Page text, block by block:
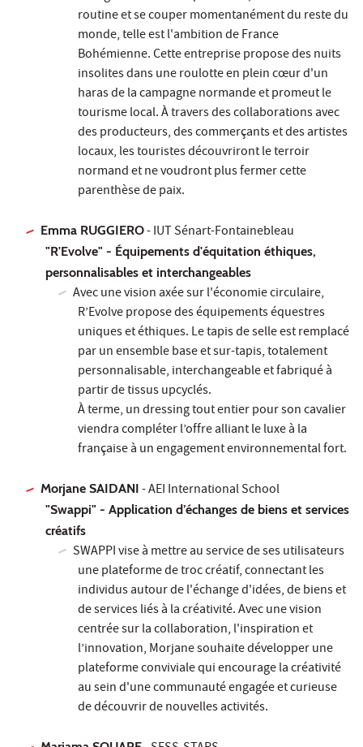
routine et se couper momentanément du reste du
monde, telle est l'ambition de France
Bohémienne. Cette entreprise propose des nuits
insolites dans une roulotte en plein cœur d'un
haras de la campagne normande et promeut le
tourisme local. À travers des collaborations avec
des producteurs, des commerçants et des artistes
locaux, les touristes découvriront le terroir
normand et ne voudront plus fermer cette
parenthèse de paix.
Emma RUGGIERO- IUT Sénart-Fontainebleau
"R'Evolve" - Équipements d'équitation éthiques,
personnalisables et interchangeables
Avec une vision axée sur l'économie circulaire,
R’Evolve propose des équipements équestres
uniques et éthiques. Le tapis de selle est remplacé
par un ensemble base et sur-tapis, totalement
personnalisable, interchangeable et fabriqué à
partir de tissus upcyclés.
À terme, un dressing tout entier pour son cavalier
viendra compléter l’offre alliant le luxe à la
française à un engagement environnemental fort.
Morjane SAIDANI - AEI International School
"Swappi" - Application d’échanges de biens et services
créatifs
SWAPPI vise à mettre au service de ses utilisateurs
une plateforme de troc créatif, connectant les
individus autour de l'échange d'idées, de biens et
de services liés à la créativité. Avec une vision
centrée sur la collaboration, l'inspiration et
l’innovation, Morjane souhaite développer une
plateforme conviviale qui encourage la créativité
au sein d'une communauté engagée et curieuse
de découvrir de nouvelles activités.